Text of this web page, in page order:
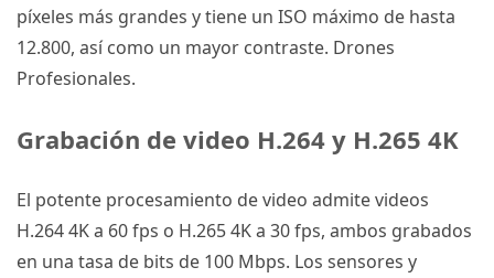
píxeles más grandes y tiene un ISO máximo de hasta
12.800, así como un mayor contraste. Drones
Profesionales.
Grabación de video H.264 y H.265 4K
El potente procesamiento de video admite videos
H.264 4K a 60 fps o H.265 4K a 30 fps, ambos grabados
en una tasa de bits de 100 Mbps. Los sensores y